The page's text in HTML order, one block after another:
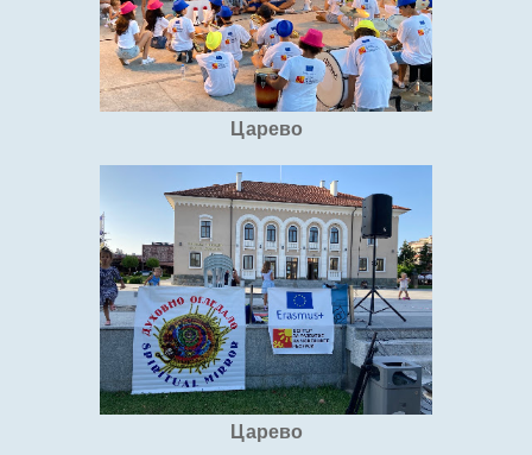
Царево
Царево